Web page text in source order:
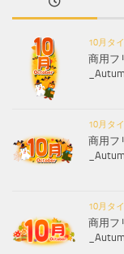
10月タ
商用フ
10月タ
商用フ
10月タ
商用フ